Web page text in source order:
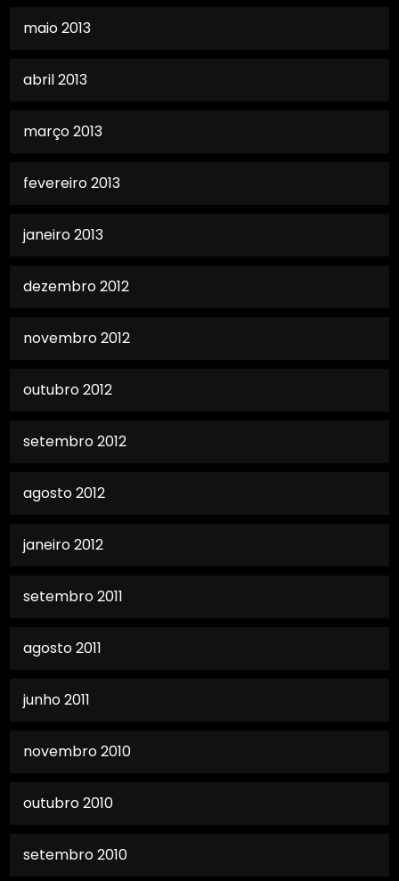
maio 2013
abril 2013
março 2013
fevereiro 2013
janeiro 2013
dezembro 2012
novembro 2012
outubro 2012
setembro 2012
agosto 2012
janeiro 2012
setembro 2011
agosto 2011
junho 2011
novembro 2010
outubro 2010
setembro 2010